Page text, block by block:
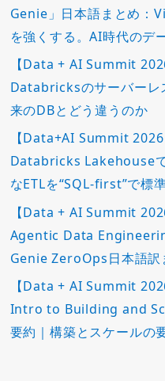
Genie」日本語まとめ
を強くする。AI時代のデ
【Data + AI Summit
Databricksのサーバー
来のDBとどう違うのか
【Data+AI Summit 2026
Databricks Lakehouse
なETLを“SQL-first”で標
【Data + AI Summit
Agentic Data
Genie ZeroOps日本語訳
【Data + AI Summit
Intro to Building and
要約｜構築とスケールの